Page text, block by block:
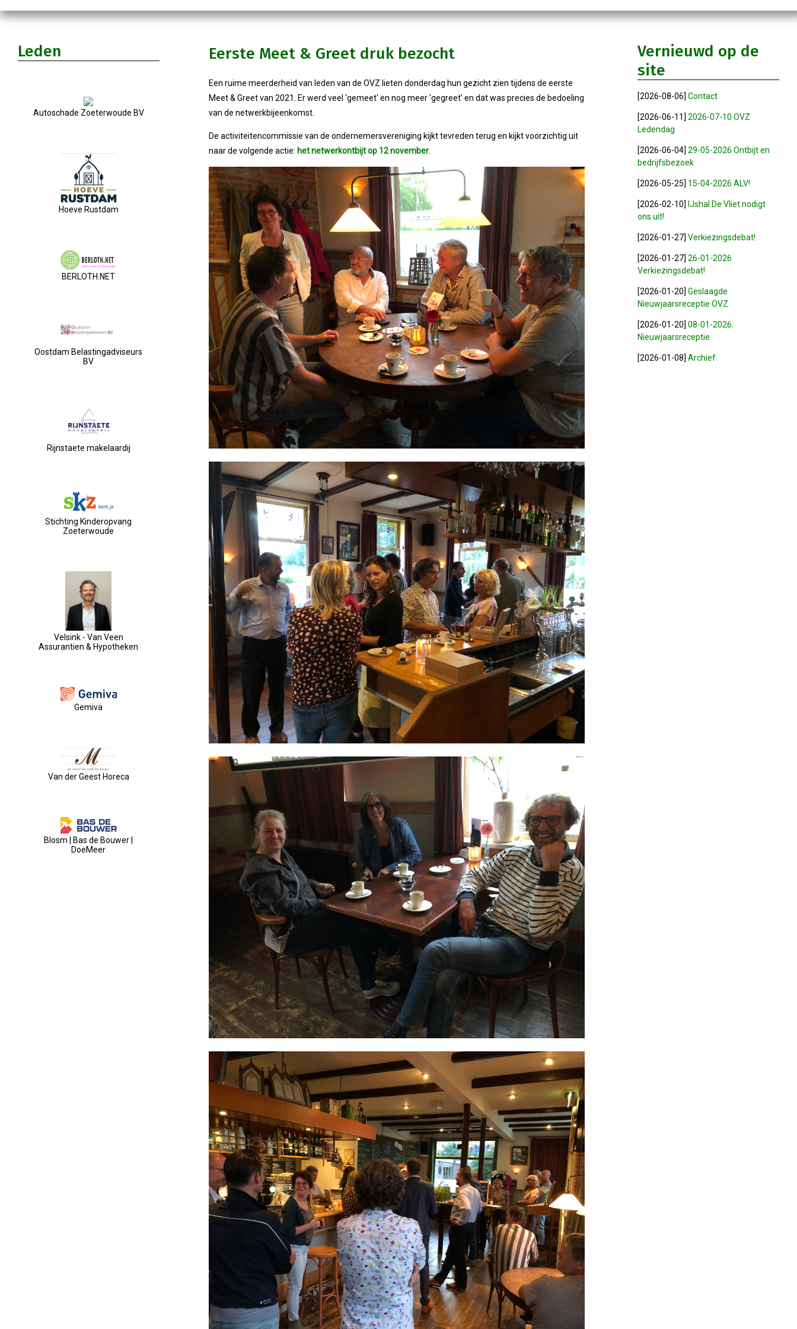
Eerste Meet & Greet druk bezocht
Een ruime meerderheid van leden van de OVZ lieten donderdag hun gezicht zien tijdens de eerste
Meet & Greet van 2021. Er werd veel 'gemeet' en nog meer 'gegreet' en dat was precies de bedoeling
van de netwerkbijeenkomst.
De activiteitencommissie van de ondernemersvereniging kijkt tevreden terug en kijkt voorzichtig uit
naar de volgende actie: het netwerkontbijt op 12 november.
Vernieuwd op de
site
[2026-08-06]Contact
[2026-06-11]2026-07-10 OVZ
Ledendag
[2026-06-04]29-05-2026 Ontbijt en
bedrijfsbezoek
[2026-05-25] 15-04-2026 ALV!
[2026-02-10] IJshal De Vliet nodigt
ons uit!
[2026-01-27]Verkiezingsdebat!
[2026-01-27]26-01-2026
Verkiezingsdebat!
[2026-01-20]Geslaagde
Nieuwjaarsreceptie OVZ
[2026-01-20]08-01-2026:
Nieuwjaarsreceptie
[2026-01-08]Archief
Leden
Autoschade Zoeterwoude BV
Hoeve Rustdam
BERLOTH.NET
Oostdam Belastingadviseurs
BV
Rijnstaete makelaardij
Stichting Kinderopvang
Zoeterwoude
Velsink - Van Veen
Assurantien & Hypotheken
Gemiva
Van der Geest Horeca
Blosm | Bas de Bouwer |
DoeMeer